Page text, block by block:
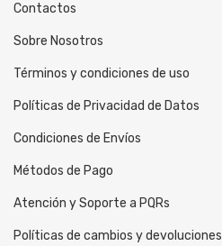
Contactos
Sobre Nosotros
Términos y condiciones de uso
Políticas de Privacidad de Datos
Condiciones de Envíos
Métodos de Pago
Atención y Soporte a PQRs
Políticas de cambios y devoluciones